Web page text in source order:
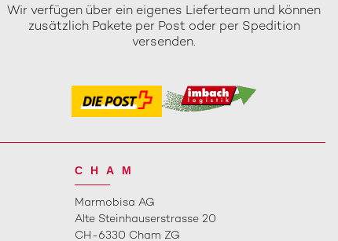
Wir verfügen über ein eigenes Lieferteam und können
zusätzlich Pakete per Post oder per Spedition
versenden.
CHAM
Marmobisa AG
Alte Steinhauserstrasse 20
CH-6330 Cham ZG